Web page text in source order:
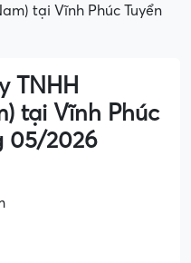
tại Vĩnh Phúc Tuyển
TNHH
tại Vĩnh Phúc
05/2026